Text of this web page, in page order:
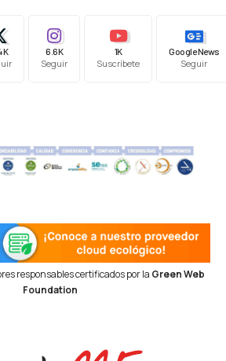
6.6K
Seguir
1K
Suscríbete
Google News
Seguir
responsables certificados por la Green Web
Foundation